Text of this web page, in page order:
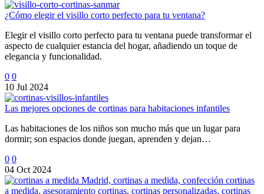
¿Cómo elegir el visillo corto perfecto para tu ventana?
Elegir el visillo corto perfecto para tu ventana puede transformar el
aspecto de cualquier estancia del hogar, añadiendo un toque de
elegancia y funcionalidad.
0 0
10 Jul 2024
Las mejores opciones de cortinas para habitaciones infantiles
Las habitaciones de los niños son mucho más que un lugar para
dormir; son espacios donde juegan, aprenden y dejan…
0 0
04 Oct 2024